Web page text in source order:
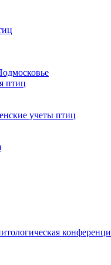
птиц
учеты птиц